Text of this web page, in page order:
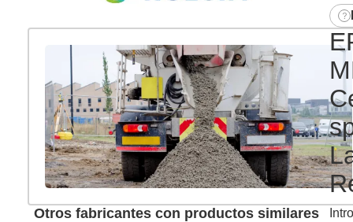
Otros fabricantes con productos similares